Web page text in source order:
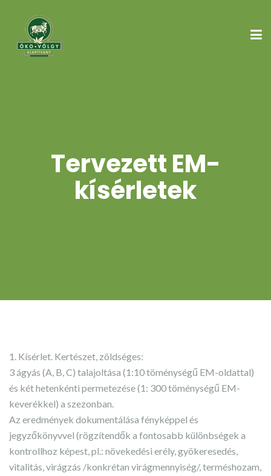
Tervezett EM-
kísérletek
1. Kísérlet. Kertészet, zöldséges:
3 ágyás (A, B, C) talajoltása (1:10 töménységű EM-oldattal)
és két hetenkénti permetezése (1: 300 töménységű EM-
keverékkel) a szezonban.
Az eredmények dokumentálása fényképpel és
jegyzőkönyvvel (rögzítendők a fontosabb különbségek a
kontrollhoz képest, pl.: növekedési erély, gyökeresedés,
vitalitás, virágzás /konkrétan virágmennyiség/, terméshozam,